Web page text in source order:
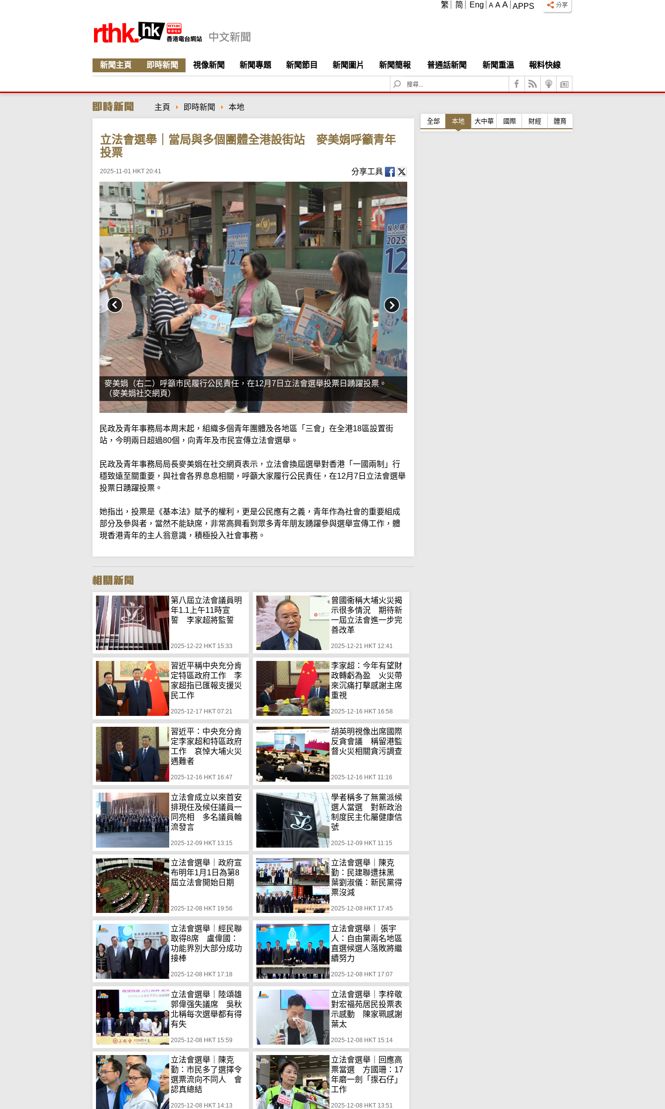
APPS
A A A
繁 简 Eng
新聞主頁 即時新聞 視像新聞 新聞專題 新聞節目 新聞圖片 新聞簡報 普通話新聞 新聞重溫
報料快線
S
e
c
主頁 即時新聞 本地
立法會選舉｜當局與多個團體全港設街站 麥美娟呼籲青年
投票
2025-11-01 HKT 20:41 分享工具
麥美娟（右二）呼籲市民履行公民責任，在12月7日立法會選舉投票日踴躍投票。
（麥美娟社交網頁）
民政及青年事務局本周末起，組織多個青年團體及各地區「三會」在全港18區設置街
站，今明兩日超過80個，向青年及市民宣傳立法會選舉。
民政及青年事務局局長麥美娟在社交網頁表示，立法會換屆選舉對香港「一國兩制」行
穩致遠至關重要，與社會各界息息相關，呼籲大家履行公民責任，在12月7日立法會選舉
投票日踴躍投票。
她指出，投票是《基本法》賦予的權利，更是公民應有之義，青年作為社會的重要組成
部分及參與者，當然不能缺席，非常高興看到眾多青年朋友踴躍參與選舉宣傳工作，體
現香港青年的主人翁意識，積極投入社會事務。
第八屆立法會議員明
年1.1上午11時宣
誓 李家超將監誓
2025-12-22 HKT 15:33
曾國衞稱大埔火災揭
示很多情況 期待新
一屆立法會進一步完
善改革
2025-12-21 HKT 12:41
習近平稱中央充分肯
定特區政府工作 李
家超指已匯報支援災
民工作
2025-12-17 HKT 07:21
李家超：今年有望財
政轉虧為盈 火災帶
來沉痛打擊感謝主席
重視
2025-12-16 HKT 16:58
習近平：中央充分肯
定李家超和特區政府
工作 哀悼大埔火災
遇難者
2025-12-16 HKT 16:47
胡英明視像出席國際
反貪會議 稱留港監
督火災相關貪污調查
2025-12-16 HKT 11:16
立法會成立以來首安
排現任及候任議員一
同亮相 多名議員輪
流發言
2025-12-09 HKT 13:15
學者稱多了無黨派候
選人當選 對新政治
制度民主化屬健康信
號
2025-12-09 HKT 11:15
立法會選舉｜政府宣
布明年1月1日為第8
屆立法會開始日期
2025-12-08 HKT 19:56
立法會選舉｜陳克
勤：民建聯遭抹黑
葉劉淑儀：新民黨得
票沒減
2025-12-08 HKT 17:45
立法會選舉｜經民聯
取得8席 盧偉國：
功能界別大部分成功
接棒
2025-12-08 HKT 17:18
立法會選舉｜ 張宇
人：自由黨兩名地區
直選候選人落敗將繼
續努力
2025-12-08 HKT 17:07
立法會選舉｜陸頌雄
郭偉强失議席 吳秋
北稱每次選舉都有得
有失
2025-12-08 HKT 15:59
立法會選舉｜李梓敬
對宏福苑居民投票表
示感動 陳家珮感謝
葉太
2025-12-08 HKT 15:14
立法會選舉｜陳克
勤：市民多了選擇令
選票流向不同人 會
認真總結
2025-12-08 HKT 14:13
立法會選舉｜回應高
票當選 方國珊：17
年磨一劍「揼石仔」
工作
2025-12-08 HKT 13:51
全部 本地 大中華 國際 財經 體育